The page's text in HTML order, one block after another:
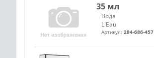
35 мл
Вода
L'Eau
Артикул: 284-686-457